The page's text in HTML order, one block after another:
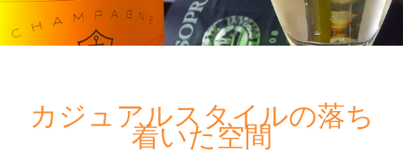
カジュアルスタイルの落ち
着いた空間